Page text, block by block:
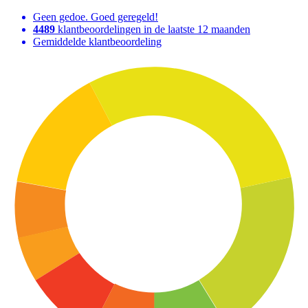
Geen gedoe. Goed geregeld!
4489 klantbeoordelingen in de laatste 12 maanden
Gemiddelde klantbeoordeling